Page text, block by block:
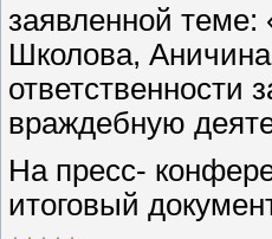
заявленной теме:
Школова,
ответственности
враждебную
На пресс-
итоговый